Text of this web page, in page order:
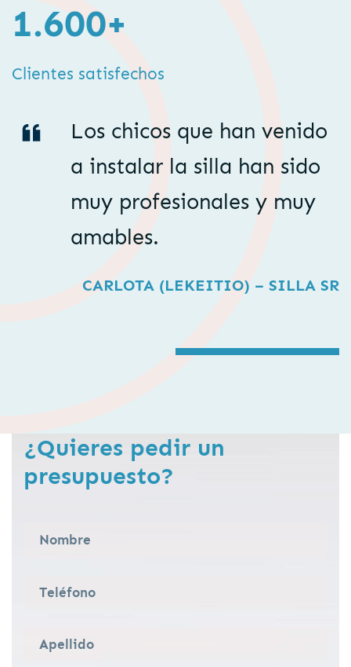
1.600+
Clientes satisfechos
Los chicos que han venido
a instalar la silla han sido
muy profesionales y muy
amables.
CARLOTA (LEKEITIO) – SILLA SR
¿Quieres pedir un
presupuesto?